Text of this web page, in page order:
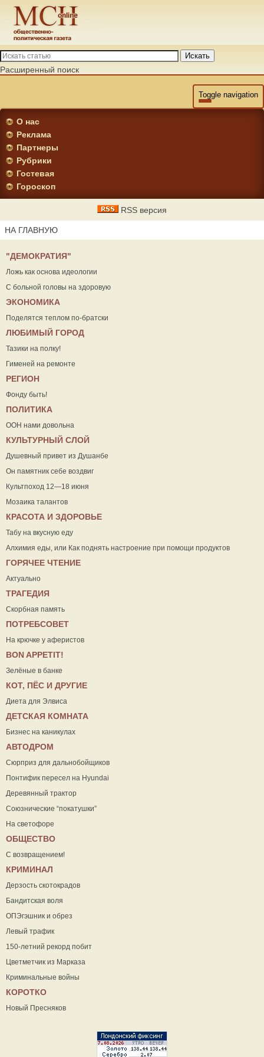
Искать
Расширенный поиск
Toggle navigation
О нас
Реклама
Партнеры
Рубрики
Гостевая
Гороскоп
RSS версия
НА ГЛАВНУЮ
"ДЕМОКРАТИЯ"
Ложь как основа идеологии
С больной головы на здоровую
ЭКОНОМИКА
Поделятся теплом по-братски
ЛЮБИМЫЙ ГОРОД
Тазики на полку!
Гименей на ремонте
РЕГИОН
Фонду быть!
ПОЛИТИКА
ООН нами довольна
КУЛЬТУРНЫЙ СЛОЙ
Душевный привет из Душанбе
Он памятник себе воздвиг
Культпоход 12—18 июня
Мозаика талантов
КРАСОТА И ЗДОРОВЬЕ
Табу на вкусную еду
Алхимия еды, или Как поднять настроение при помощи продуктов
ГОРЯЧЕЕ ЧТЕНИЕ
Актуально
ТРАГЕДИЯ
Скорбная память
ПОТРЕБСОВЕТ
На крючке у аферистов
ВON APPETIT!
Зелёные в банке
КОТ, ПЁС И ДРУГИЕ
Диета для Элвиса
ДЕТСКАЯ КОМНАТА
Бизнес на каникулах
АВТОДРОМ
Сюрприз для дальнобойщиков
Понтифик пересел на Hyundai
Деревянный трактор
Союзнические “покатушки”
На светофоре
ОБЩЕСТВО
С возвращением!
КРИМИНАЛ
Дерзость скотокрадов
Бандитская воля
ОПЭгэшник и обрез
Левый трафик
150-летний рекорд побит
Цветметчик из Марказа
Криминальные войны
КОРОТКО
Новый Пресняков